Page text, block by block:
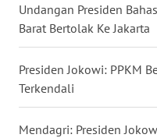
Undangan Presiden
Barat Bertolak Ke Jakarta
Presiden Jokowi: PPKM
Terkendali
Mendagri: Presiden
WN